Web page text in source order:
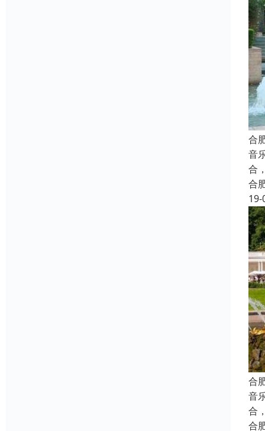
合
音
合
合
19-
合
音
合
合